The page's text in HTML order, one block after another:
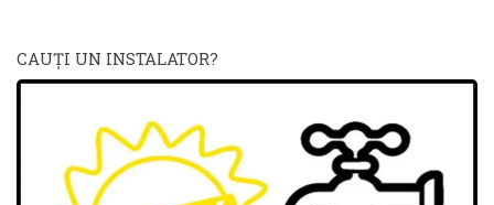
CAUŢI UN INSTALATOR?